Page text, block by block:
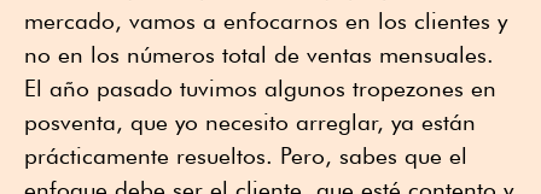
mercado, vamos a enfocarnos en los clientes y
no en los números total de ventas mensuales.
El año pasado tuvimos algunos tropezones en
posventa, que yo necesito arreglar, ya están
prácticamente resueltos. Pero, sabes que el